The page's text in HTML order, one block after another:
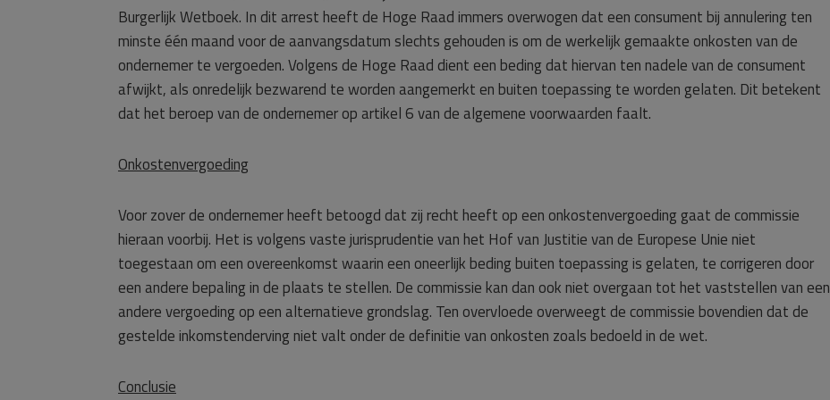
Burgerlijk Wetboek. In dit arrest heeft de Hoge Raad immers overwogen dat een consument bij annulering ten
minste één maand voor de aanvangsdatum slechts gehouden is om de werkelijk gemaakte onkosten van de
ondernemer te vergoeden. Volgens de Hoge Raad dient een beding dat hiervan ten nadele van de consument
afwijkt, als onredelijk bezwarend te worden aangemerkt en buiten toepassing te worden gelaten. Dit betekent
dat het beroep van de ondernemer op artikel 6 van de algemene voorwaarden faalt.
Onkostenvergoeding
Voor zover de ondernemer heeft betoogd dat zij recht heeft op een onkostenvergoeding gaat de commissie
hieraan voorbij. Het is volgens vaste jurisprudentie van het Hof van Justitie van de Europese Unie niet
toegestaan om een overeenkomst waarin een oneerlijk beding buiten toepassing is gelaten, te corrigeren door
een andere bepaling in de plaats te stellen. De commissie kan dan ook niet overgaan tot het vaststellen van een
andere vergoeding op een alternatieve grondslag. Ten overvloede overweegt de commissie bovendien dat de
gestelde inkomstenderving niet valt onder de definitie van onkosten zoals bedoeld in de wet.
Conclusie